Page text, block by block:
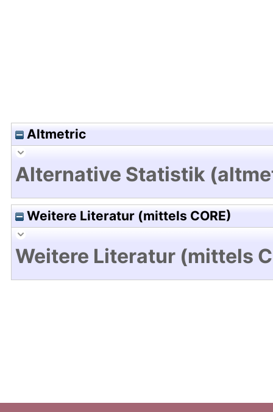
Altmetric
Alternative Statistik
Weitere Literatur (mittels CORE)
Weitere Literatur (mittels